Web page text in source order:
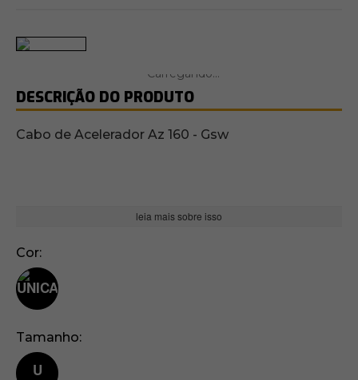
DESCRIÇÃO DO PRODUTO
Cabo de Acelerador Az 160 - Gsw
leia mais sobre isso
Cor
Tamanho
U